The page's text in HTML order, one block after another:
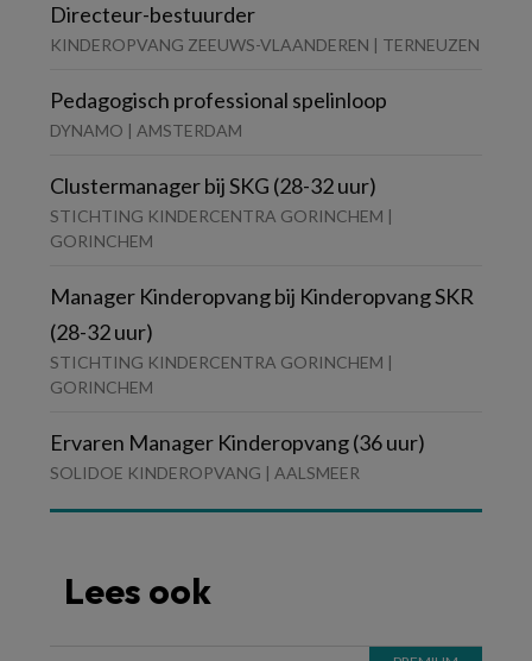
Directeur-bestuurder
KINDEROPVANG ZEEUWS-VLAANDEREN | TERNEUZEN
Pedagogisch professional spelinloop
DYNAMO | AMSTERDAM
Clustermanager bij SKG (28-32 uur)
STICHTING KINDERCENTRA GORINCHEM |
GORINCHEM
Manager Kinderopvang bij Kinderopvang SKR
(28-32 uur)
STICHTING KINDERCENTRA GORINCHEM |
GORINCHEM
Ervaren Manager Kinderopvang (36 uur)
SOLIDOE KINDEROPVANG | AALSMEER
Lees ook